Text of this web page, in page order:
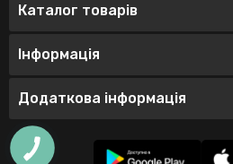
Каталог товарів
Інформація
Додаткова інформація